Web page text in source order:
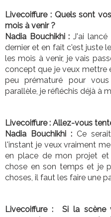
Livecoiffure : Quels sont
mois à venir ?
Nadia Bouchikhi : J'ai lancé
dernier et en fait c'est juste
les mois à venir, je vais
concept que je veux mettre
peu prématuré pour
parallèle, je réfléchis déjà à
Livecoiffure : Allez-vous
Nadia Bouchikhi : Ce
l'instant je veux vraiment
en place de mon projet et
chose en son temps et je
choses, il faut les faire une
Livecoiffure : Si la scène